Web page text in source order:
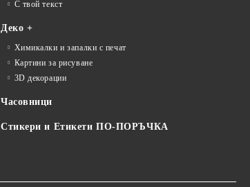
С твой текст
Деко +
Химикалки и запалки с печат
Картини за рисуване
3D декорации
Часовници
Стикери и Етикети ПО-ПОРЪЧКА